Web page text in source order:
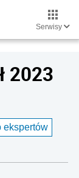
Serwisy
2023
ekspertów